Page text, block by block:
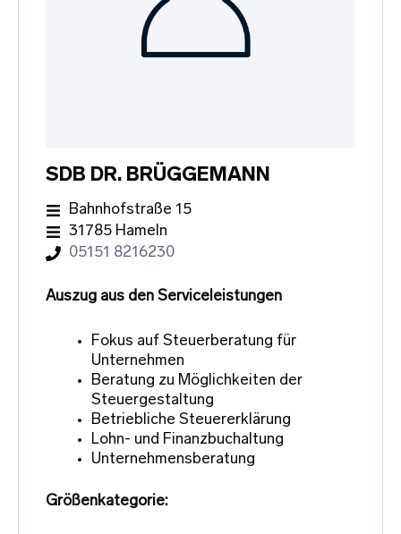
SDB DR. BRÜGGEMANN
Bahnhofstraße 15
31785 Hameln
05151 8216230
Auszug aus den Serviceleistungen
Fokus auf Steuerberatung für
Unternehmen
Beratung zu Möglichkeiten der
Steuergestaltung
Betriebliche Steuererklärung
Lohn- und Finanzbuchaltung
Unternehmensberatung
Größenkategorie: